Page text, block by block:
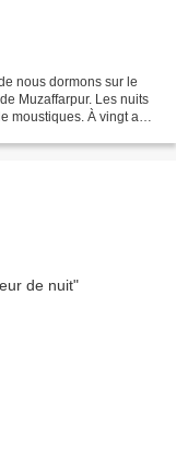
nous dormons sur le
Muzaffarpur. Les nuits
moustiques. À vingt ans